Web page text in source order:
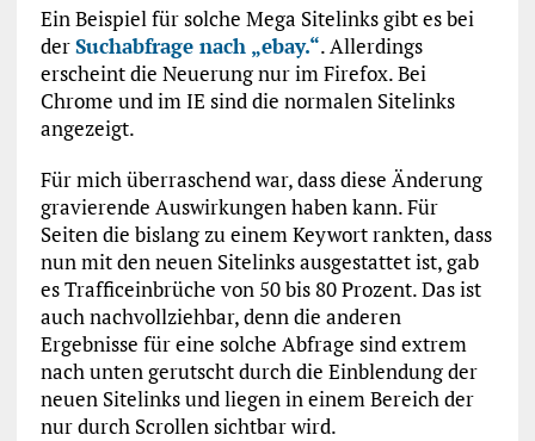
Ein Beispiel für solche Mega Sitelinks gibt es bei
derSuchabfrage nach „ebay.“. Allerdings
erscheint die Neuerung nur im Firefox. Bei
Chrome und im IE sind die normalen Sitelinks
angezeigt.
Für mich überraschend war, dass diese Änderung
gravierende Auswirkungen haben kann. Für
Seiten die bislang zu einem Keywort rankten, dass
nun mit den neuen Sitelinks ausgestattet ist, gab
es Trafficeinbrüche von 50 bis 80 Prozent. Das ist
auch nachvollziehbar, denn die anderen
Ergebnisse für eine solche Abfrage sind extrem
nach unten gerutscht durch die Einblendung der
neuen Sitelinks und liegen in einem Bereich der
nur durch Scrollen sichtbar wird.